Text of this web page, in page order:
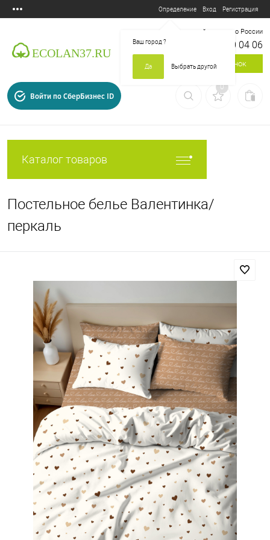
Определение
Ваш город?
Да Выбрать другой
Вход Регистрация
Бесплатный звонок по России
8 800 700 04 06
Заказать звонок
Войти по СберБизнес ID
0
Каталог товаров
Постельное белье Валентинка/
перкаль